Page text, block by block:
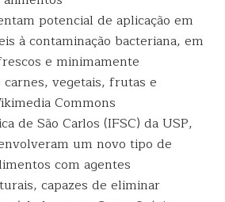
potencial de aplicação em
à contaminação bacteriana, em
e minimamente
vegetais, frutas e
Commons
de São Carlos (IFSC) da USP,
um novo tipo de
com agentes
capazes de eliminar